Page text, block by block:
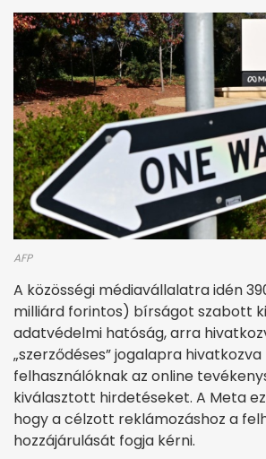
AFP
A közösségi médiavállalatra idén
milliárd forintos) bírságot szabott
adatvédelmi hatóság, arra
„szerződéses” jogalapra
felhasználóknak az online
kiválasztott hirdetéseket. A Meta
hogy a célzott reklámozáshoz a
hozzájárulását fogja kérni.